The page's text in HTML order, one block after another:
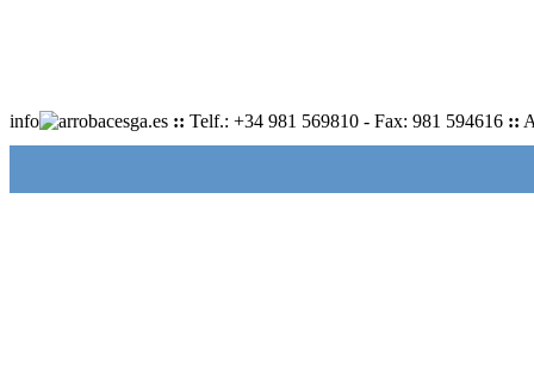
info cesga.es :: Telf.: +34 981 569810 - Fax: 981 594616 ::